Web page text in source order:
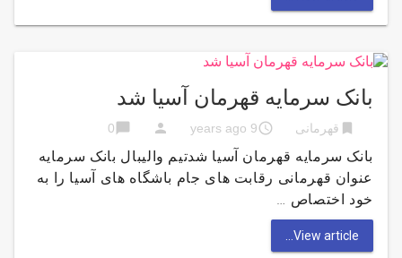
بانک سرمایه قهرمان آسیا شد
bookmark قهرمانی access_time
9 years ago
person
chat_bubble
0
بانک سرمایه قهرمان آسیا شدتیم والیبال بانک سرمایه
عنوان قهرمانی رقابت های جام باشگاه های آسیا را به
خود اختصاص …
View article...